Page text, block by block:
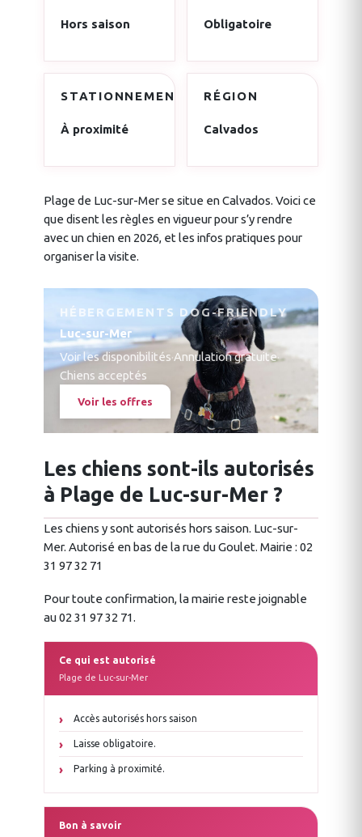
Hors saison Obligatoire
STATIONNEMENT
À proximité
RÉGION
Calvados
Plage de Luc-sur-Mer se situe en Calvados. Voici ce
que disent les règles en vigueur pour s’y rendre
avec un chien en 2026, et les infos pratiques pour
organiser la visite.
HÉBERGEMENTS DOG-FRIENDLY
Luc-sur-Mer
Voir les disponibilités·Annulation gratuite·
Chiens acceptés
Voir les offres
Les chiens sont-ils autorisés
à Plage de Luc-sur-Mer ?
Les chiens y sont autorisés hors saison. Luc-sur-
Mer. Autorisé en bas de la rue du Goulet. Mairie : 02
31 97 32 71
Pour toute confirmation, la mairie reste joignable
au 02 31 97 32 71.
Ce qui est autorisé
Plage de Luc-sur-Mer
Accès autorisés hors saison
Laisse obligatoire.
Parking à proximité.
Bon à savoir